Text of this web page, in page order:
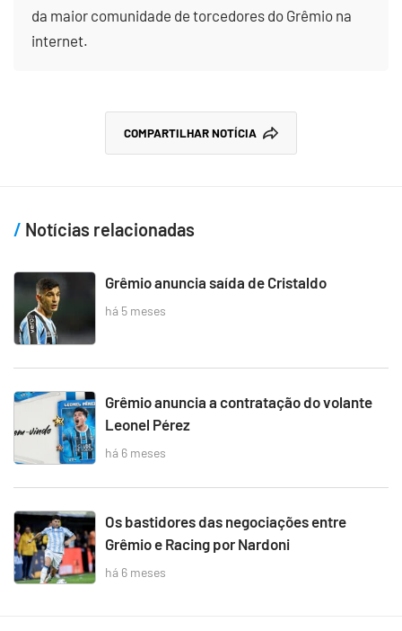
da maior comunidade de torcedores do Grêmio na
internet.
COMPARTILHAR NOTÍCIA
Notícias relacionadas
Grêmio anuncia saída de Cristaldo
há 5 meses
Grêmio anuncia a contratação do volante
Leonel Pérez
há 6 meses
Os bastidores das negociações entre
Grêmio e Racing por Nardoni
há 6 meses